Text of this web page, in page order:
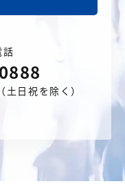
話
日祝を除く）